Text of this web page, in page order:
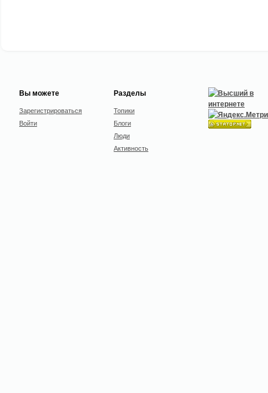
Вы можете
Зарегистрироваться
Войти
Разделы
Топики
Блоги
Люди
Активность